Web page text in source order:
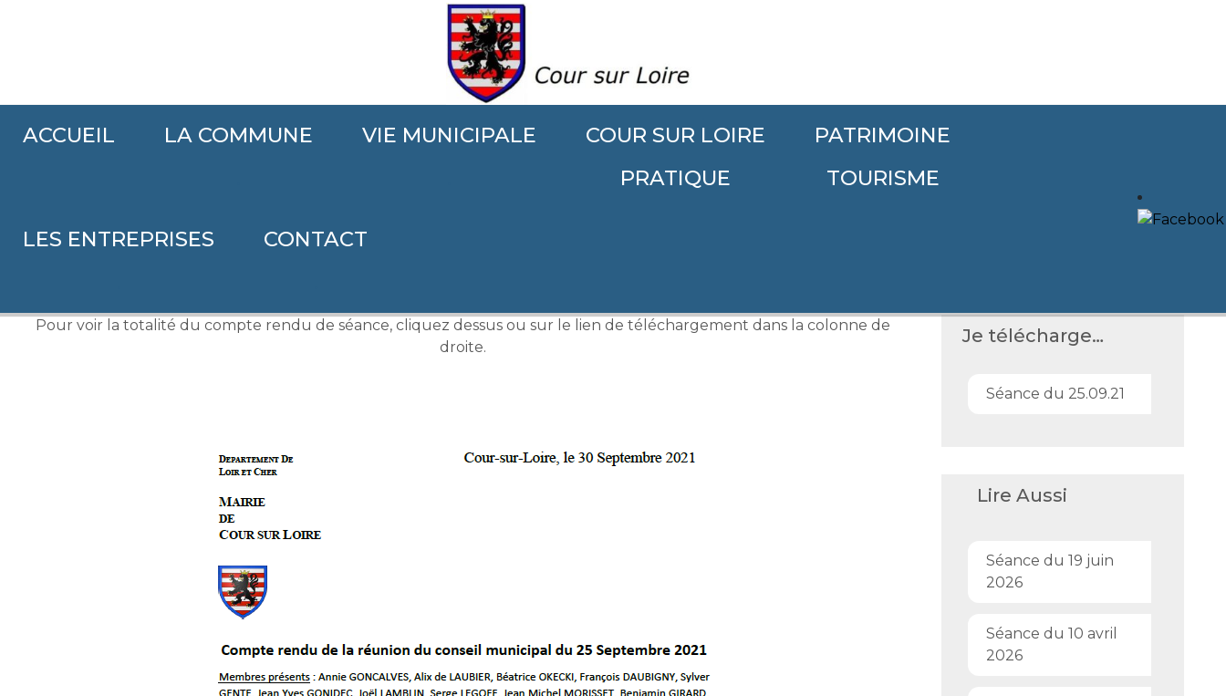
ACCUEIL
LA COMMUNE
VIE MUNICIPALE
COUR SUR LOIRE
PRATIQUE
PATRIMOINE
TOURISME
LES ENTREPRISES
CONTACT
Séance du vendredi 25 septembre 2021
Pour voir la totalité du compte rendu de séance, cliquez dessus ou sur le lien de téléchargement dans la colonne de
droite.
Je télécharge…
Séance du 25.09.21
Lire Aussi
Séance du 19 juin
2026
Séance du 10 avril
2026